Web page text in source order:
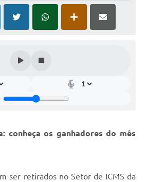
conheça os ganhadores do mês
ser retirados no Setor de ICMS da